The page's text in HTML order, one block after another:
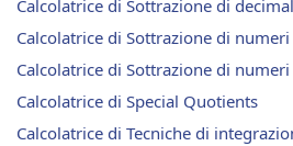
Calcolatrice di Sottrazione di
Calcolatrice di Sottrazione di numeri
Calcolatrice di Sottrazione di
Calcolatrice di Special Quotients
Calcolatrice di Tecniche di